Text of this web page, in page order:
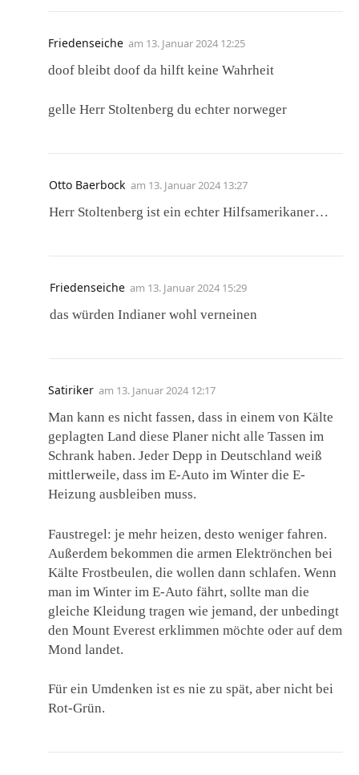
Friedenseiche am 13. Januar 2024 12:25
doof bleibt doof da hilft keine Wahrheit
gelle Herr Stoltenberg du echter norweger
Otto Baerbock am 13. Januar 2024 13:27
Herr Stoltenberg ist ein echter Hilfsamerikaner…
Friedenseiche am 13. Januar 2024 15:29
das würden Indianer wohl verneinen
Satiriker am 13. Januar 2024 12:17
Man kann es nicht fassen, dass in einem von Kälte
geplagten Land diese Planer nicht alle Tassen im
Schrank haben. Jeder Depp in Deutschland weiß
mittlerweile, dass im E-Auto im Winter die E-
Heizung ausbleiben muss.
Faustregel: je mehr heizen, desto weniger fahren.
Außerdem bekommen die armen Elektrönchen bei
Kälte Frostbeulen, die wollen dann schlafen. Wenn
man im Winter im E-Auto fährt, sollte man die
gleiche Kleidung tragen wie jemand, der unbedingt
den Mount Everest erklimmen möchte oder auf dem
Mond landet.
Für ein Umdenken ist es nie zu spät, aber nicht bei
Rot-Grün.